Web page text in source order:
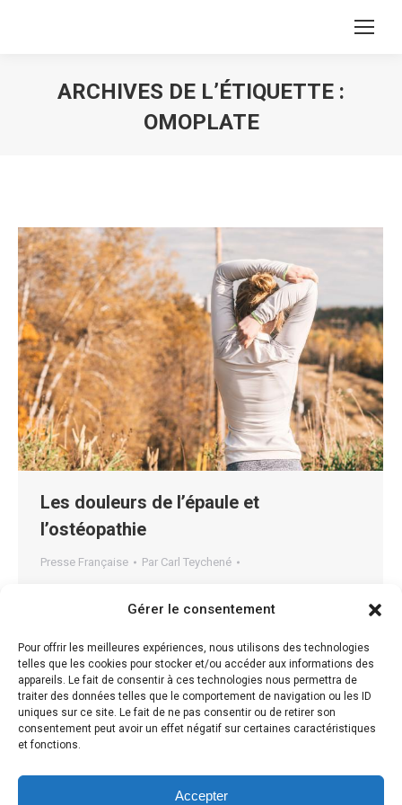
Gérer le consentement
Pour offrir les meilleures expériences, nous utilisons des technologies
telles que les cookies pour stocker et/ou accéder aux informations des
appareils. Le fait de consentir à ces technologies nous permettra de
traiter des données telles que le comportement de navigation ou les ID
uniques sur ce site. Le fait de ne pas consentir ou de retirer son
consentement peut avoir un effet négatif sur certaines caractéristiques
et fonctions.
Accepter
ARCHIVES DE L’ÉTIQUETTE :
OMOPLATE
Les douleurs de l’épaule et
l’ostéopathie
Presse Française Par Carl Teychené
fonctionnel complexe permettant de relier le membre
supérieur au thorax. 5 articulations et une dizaine de
muscles périphériques en font la partie la plus mobile
du corps humain.Cet ensemble doit concilier finesse
dans le déplacement tri dimensionnel et la préhension
mais également force lorsqu’il doit soulever et